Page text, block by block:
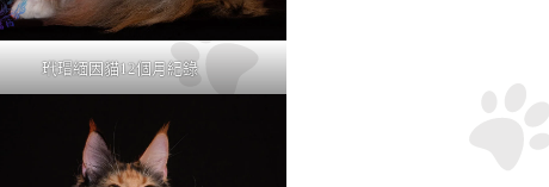
玳瑁緬因貓12個月紀錄